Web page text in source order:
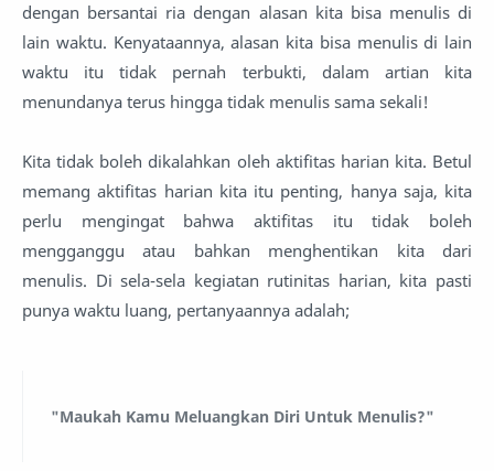
dengan bersantai ria dengan alasan kita bisa menulis di
lain waktu. Kenyataannya, alasan kita bisa menulis di lain
waktu itu tidak pernah terbukti, dalam artian kita
menundanya terus hingga tidak menulis sama sekali!
Kita tidak boleh dikalahkan oleh aktifitas harian kita. Betul
memang aktifitas harian kita itu penting, hanya saja, kita
perlu mengingat bahwa aktifitas itu tidak boleh
mengganggu atau bahkan menghentikan kita dari
menulis. Di sela-sela kegiatan rutinitas harian, kita pasti
punya waktu luang, pertanyaannya adalah;
"Maukah Kamu Meluangkan Diri Untuk Menulis?"